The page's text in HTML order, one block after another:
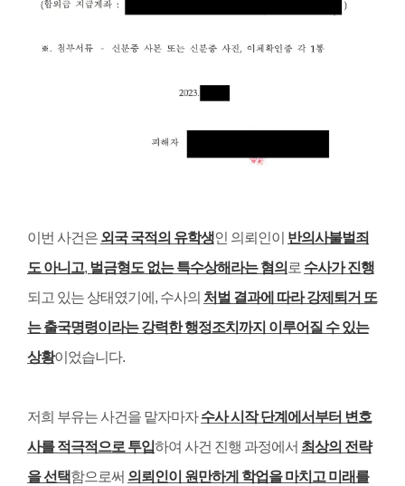
이번 사건은 외국 국적의 유학생인 의뢰인이 반의사불벌죄
도 아니고, 벌금형도 없는 특수상해라는 혐의 로 수사가 진행
되고 있는 상태였기에 , 수사의 처벌 결과에 따라 강제퇴거 또
는 출국명령이라는 강력한 행정조치까지 이루어질 수 있는
상황이었습니다.
저희 부유는 사건을 맡자마자수사 시작 단계에서부터 변호
사를 적극적으로 투입하여 사건 진행 과정에서 최상의 전략
을 선택함으로써 의뢰인이 원만하게 학업을 마치고 미래를